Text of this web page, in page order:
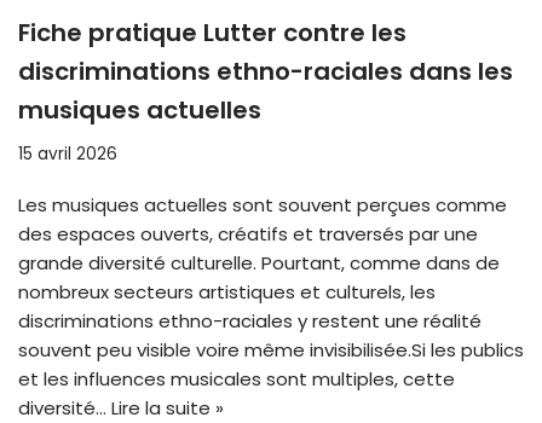
Fiche pratique Lutter contre les
discriminations ethno-raciales dans les
musiques actuelles
15 avril 2026
Les musiques actuelles sont souvent perçues comme
des espaces ouverts, créatifs et traversés par une
grande diversité culturelle. Pourtant, comme dans de
nombreux secteurs artistiques et culturels, les
discriminations ethno-raciales y restent une réalité
souvent peu visible voire même invisibilisée.Si les publics
et les influences musicales sont multiples, cette
diversité… Lire la suite »